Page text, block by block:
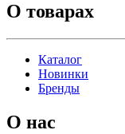
О товарах
Каталог
Новинки
Бренды
О нас